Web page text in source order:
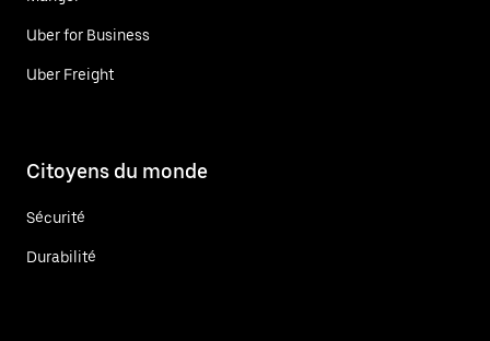
Uber for Business
Uber Freight
Citoyens du monde
Sécurité
Durabilité